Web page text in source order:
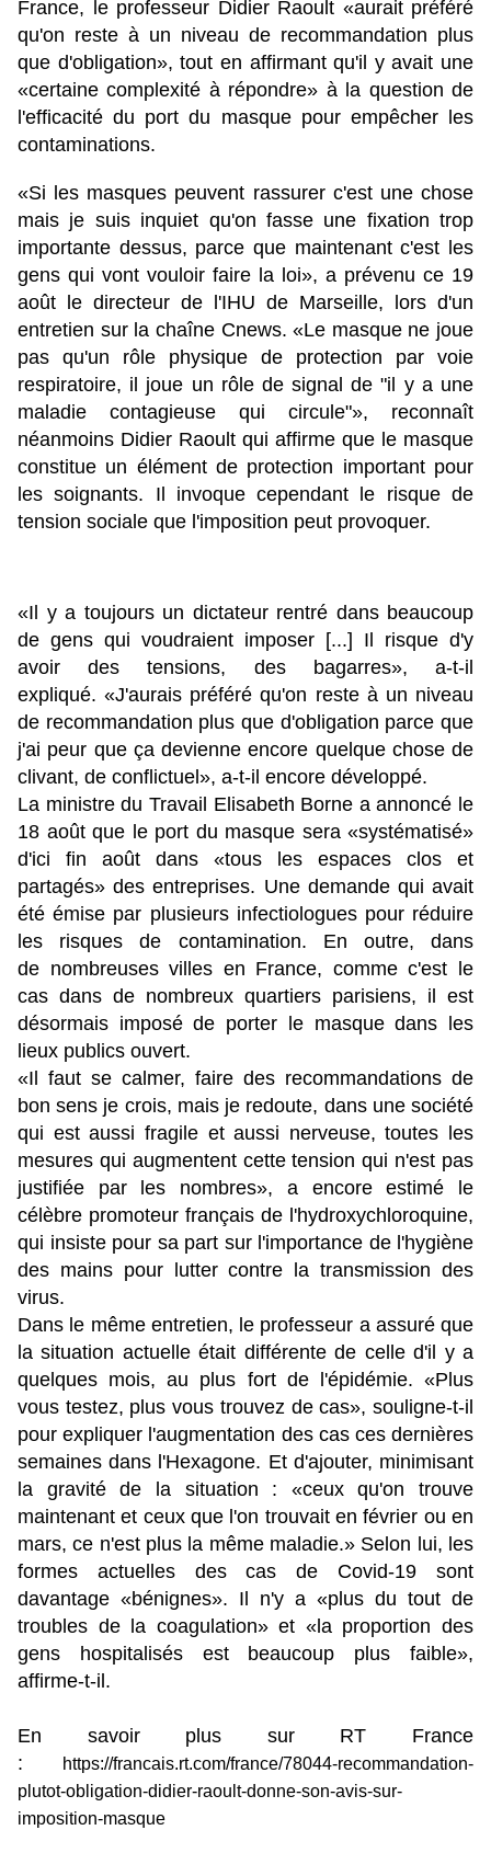
France, le professeur Didier Raoult «aurait préféré
qu'on reste à un niveau de recommandation plus
que d'obligation», tout en affirmant qu'il y avait une
«certaine complexité à répondre» à la question de
l'efficacité du port du masque pour empêcher les
contaminations.
«Si les masques peuvent rassurer c'est une chose
mais je suis inquiet qu'on fasse une fixation trop
importante dessus, parce que maintenant c'est les
gens qui vont vouloir faire la loi», a prévenu ce 19
août le directeur de l'IHU de Marseille, lors d'un
entretien sur la chaîne Cnews. «Le masque ne joue
pas qu'un rôle physique de protection par voie
respiratoire, il joue un rôle de signal de "il y a une
maladie contagieuse qui circule"», reconnaît
néanmoins Didier Raoult qui affirme que le masque
constitue un élément de protection important pour
les soignants. Il invoque cependant le risque de
tension sociale que l'imposition peut provoquer.
«Il y a toujours un dictateur rentré dans beaucoup
de gens qui voudraient imposer [...] Il risque d'y
avoir des tensions, des bagarres», a-t-il
expliqué. «J'aurais préféré qu'on reste à un niveau
de recommandation plus que d'obligation parce que
j'ai peur que ça devienne encore quelque chose de
clivant, de conflictuel», a-t-il encore développé.
La ministre du Travail Elisabeth Borne a annoncé le
18 août que le port du masque sera «systématisé»
d'ici fin août dans «tous les espaces clos et
partagés» des entreprises. Une demande qui avait
été émise par plusieurs infectiologues pour réduire
les risques de contamination. En outre, dans
de nombreuses villes en France, comme c'est le
cas dans de nombreux quartiers parisiens, il est
désormais imposé de porter le masque dans les
lieux publics ouvert.
«Il faut se calmer, faire des recommandations de
bon sens je crois, mais je redoute, dans une société
qui est aussi fragile et aussi nerveuse, toutes les
mesures qui augmentent cette tension qui n'est pas
justifiée par les nombres», a encore estimé le
célèbre promoteur français de l'hydroxychloroquine,
qui insiste pour sa part sur l'importance de l'hygiène
des mains pour lutter contre la transmission des
virus.
Dans le même entretien, le professeur a assuré que
la situation actuelle était différente de celle d'il y a
quelques mois, au plus fort de l'épidémie. «Plus
vous testez, plus vous trouvez de cas», souligne-t-il
pour expliquer l'augmentation des cas ces dernières
semaines dans l'Hexagone. Et d'ajouter, minimisant
la gravité de la situation : «ceux qu'on trouve
maintenant et ceux que l'on trouvait en février ou en
mars, ce n'est plus la même maladie.» Selon lui, les
formes actuelles des cas de Covid-19 sont
davantage «bénignes». Il n'y a «plus du tout de
troubles de la coagulation» et «la proportion des
gens hospitalisés est beaucoup plus faible»,
affirme-t-il.
En savoir plus sur RT France
:
https://francais.rt.com/france/78044-recommandation-
plutot-obligation-didier-raoult-donne-son-avis-sur-
imposition-masque